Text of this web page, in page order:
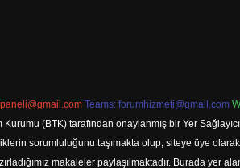
Teams: forumhizmeti@gmail.com
(BTK) tarafından onaylanmış bir Yer
sorumluluğunu taşımakta olup, siteye üye
makaleler paylaşılmaktadır. Burada